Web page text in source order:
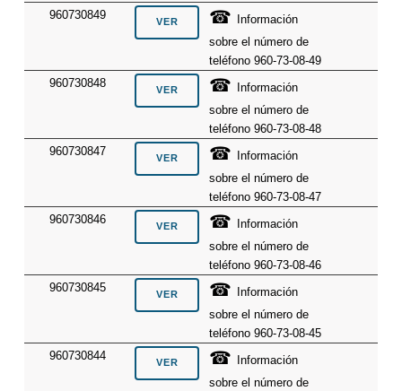
960730849
☎
Información
sobre el número de
teléfono 960-73-08-49
960730848
☎
Información
sobre el número de
teléfono 960-73-08-48
960730847
☎
Información
sobre el número de
teléfono 960-73-08-47
960730846
☎
Información
sobre el número de
teléfono 960-73-08-46
960730845
☎
Información
sobre el número de
teléfono 960-73-08-45
960730844
☎
Información
sobre el número de